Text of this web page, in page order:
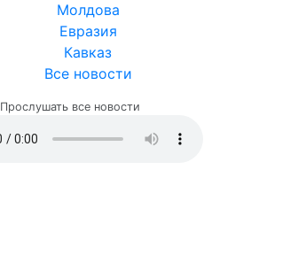
Молдова
Евразия
Кавказ
Все новости
Прослушать все новости